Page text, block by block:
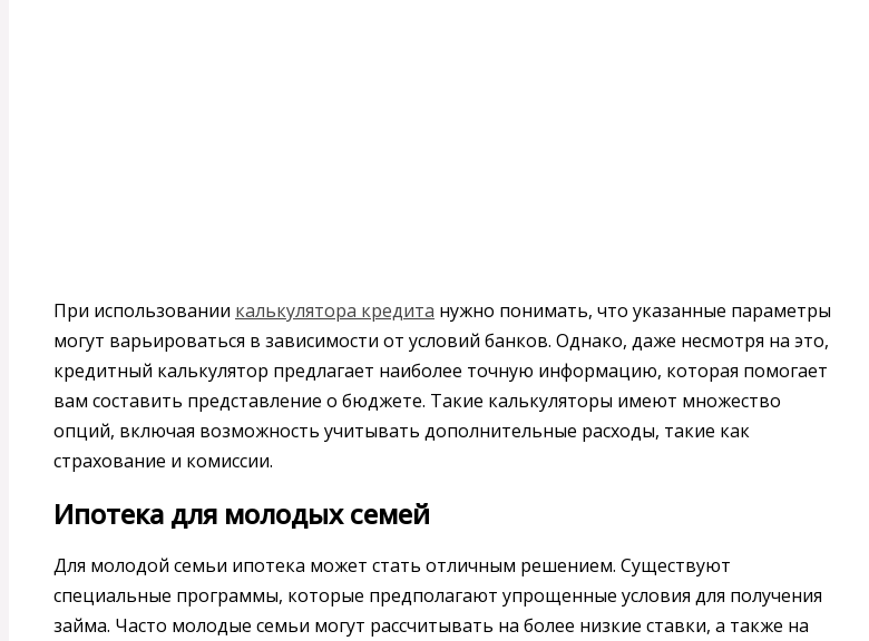
При использовании калькулятора кредита нужно понимать, что указанные параметры
могут варьироваться в зависимости от условий банков. Однако, даже несмотря на это,
кредитный калькулятор предлагает наиболее точную информацию, которая помогает
вам составить представление о бюджете. Такие калькуляторы имеют множество
опций, включая возможность учитывать дополнительные расходы, такие как
страхование и комиссии.
Ипотека для молодых семей
Для молодой семьи ипотека может стать отличным решением. Существуют
специальные программы, которые предполагают упрощенные условия для получения
займа. Часто молодые семьи могут рассчитывать на более низкие ставки, а также на